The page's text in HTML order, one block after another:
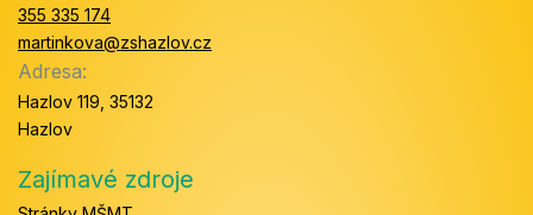
355 335 174
martinkova@zshazlov.cz
Adresa:
Hazlov 119, 35132
Hazlov
Zajímavé zdroje